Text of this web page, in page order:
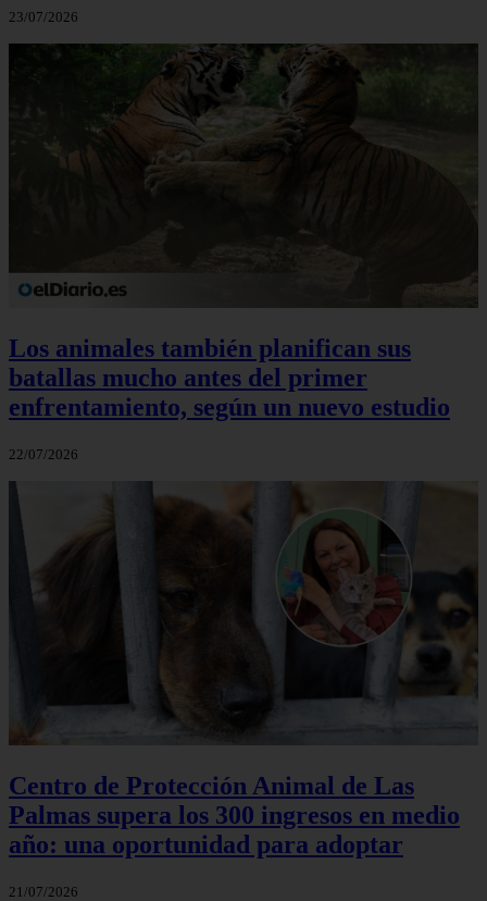
23/07/2026
Los animales también planifican sus
batallas mucho antes del primer
enfrentamiento, según un nuevo estudio
22/07/2026
Centro de Protección Animal de Las
Palmas supera los 300 ingresos en medio
año: una oportunidad para adoptar
21/07/2026